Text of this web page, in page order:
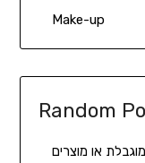
Make-up
Random
או מוצרים